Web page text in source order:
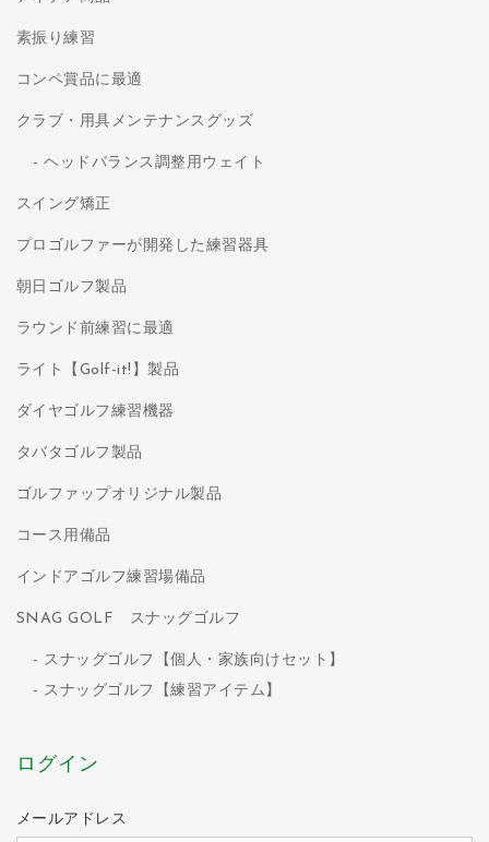
素振り練習
コンペ賞品に最適
クラブ・用具メンテナンスグッズ
ヘッドバランス調整用ウェイト
スイング矯正
プロゴルファーが開発した練習器具
朝日ゴルフ製品
ラウンド前練習に最適
ライト【Golf-it!】製品
ダイヤゴルフ練習機器
タバタゴルフ製品
ゴルファップオリジナル製品
コース用備品
インドアゴルフ練習場備品
SNAG GOLF スナッグゴルフ
スナッグゴルフ【個人・家族向けセット】
スナッグゴルフ【練習アイテム】
ログイン
メールアドレス